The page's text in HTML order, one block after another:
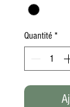
Quantité *